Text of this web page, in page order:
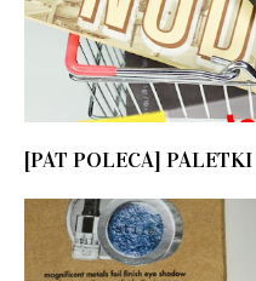
[PAT POLECA]